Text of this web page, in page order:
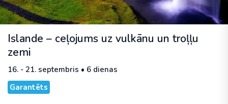
Islande – ceļojums uz vulkānu un troļļu
zemi
16. - 21. septembris • 6 dienas
Garantēts